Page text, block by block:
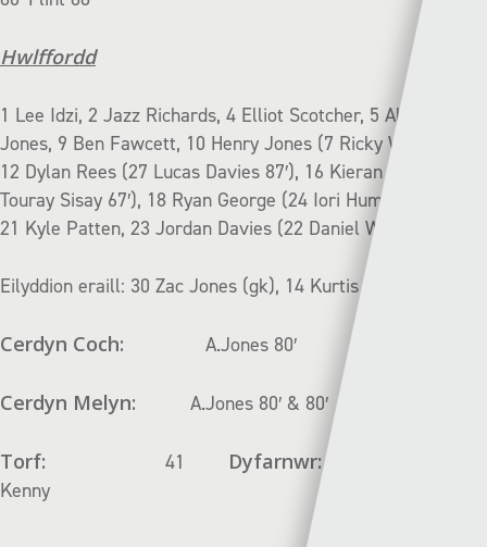
Hwlffordd
1 Lee Idzi, 2 Jazz Richards, 4 Elliot Scotcher, 5 Alaric
Jones, 9 Ben Fawcett, 10 Henry Jones (7 Ricky Watts 76′),
12 Dylan Rees (27 Lucas Davies 87′), 16 Kieran Lewis (15
Touray Sisay 67′), 18 Ryan George (24 Iori Humphreys 87′),
21 Kyle Patten, 23 Jordan Davies (22 Daniel Williams 76′)
Eilyddion eraill: 30 Zac Jones (gk), 14 Kurtis Rees
Cerdyn Coch: A.Jones 80′
Cerdyn Melyn: A.Jones 80′ & 80′
Torf: 41 Dyfarnwr:Ryan
Kenny